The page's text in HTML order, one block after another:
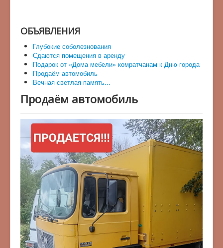
ОБЪЯВЛЕНИЯ
Глубокие соболезнования
Сдаются помещения в аренду
Подарок от «Дома мебели» комратчанам к Дню города
Продаём автомобиль
Вечная светлая память...
Продаём автомобиль